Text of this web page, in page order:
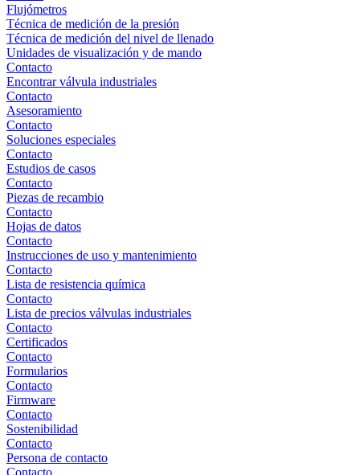
Flujómetros
Técnica de medición de la presión
Técnica de medición del nivel de llenado
Unidades de visualización y de mando
Contacto
Encontrar válvula industriales
Contacto
Asesoramiento
Contacto
Soluciones especiales
Contacto
Estudios de casos
Contacto
Piezas de recambio
Contacto
Hojas de datos
Contacto
Instrucciones de uso y mantenimiento
Contacto
Lista de resistencia química
Contacto
Lista de precios válvulas industriales
Contacto
Certificados
Contacto
Formularios
Contacto
Firmware
Contacto
Sostenibilidad
Contacto
Persona de contacto